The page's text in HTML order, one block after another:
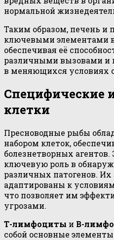
нормальной
Таким образом, печень и
ключевыми элементами
обеспечивая её
различными вызовами и
в меняющихся условиях
Специфические
клетки
Пресноводные рыбы
набором клеток,
болезнетворных
ключевую роль в
различных патогенов.
адаптированы к
что позволяет им
угрозами.
Т-лимфоциты и В-
собой основные